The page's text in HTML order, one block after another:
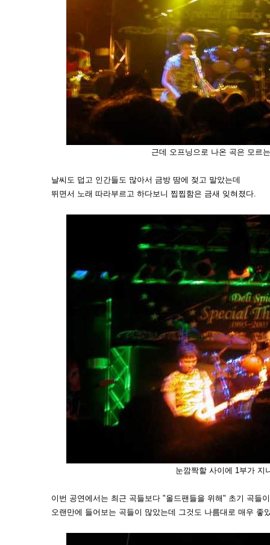
근데 오프닝으로 나온 곡은 모르
날씨도 덥고 인간들도 많아서 금방 땀에 젖고 말았는데
뛰면서 노래 따라부르고 하다보니 찝찝함은 금새 잊혀졌다.
눈깜짝할 사이에 1부가 지
이번 공연에서는 최근 곡들보다 "올드팬들을 위해" 초기 곡들
오랜만에 들어보는 곡들이 많았는데 그것도 나름대로 매우 좋